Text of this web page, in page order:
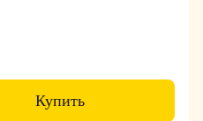
Купить